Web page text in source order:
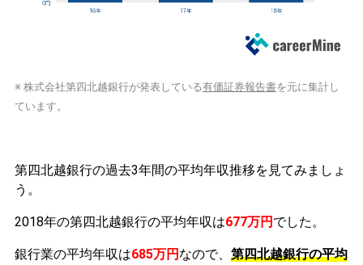
※ 株式会社第四北越銀行が発表している有価証券報告書を元に集計し
ています。
第四北越銀行の過去3年間の平均年収推移を見てみましょ
う。
2018年の第四北越銀行の平均年収は677万円 でした。
銀行業の平均年収は685万円 なので、 第四北越銀行の平均